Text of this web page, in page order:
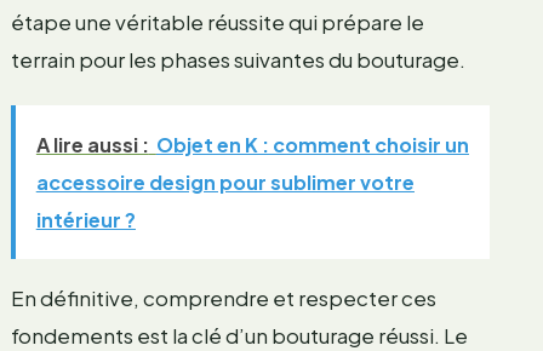
étape une véritable réussite qui prépare le
terrain pour les phases suivantes du bouturage.
A lire aussi : Objet en K : comment choisir un
accessoire design pour sublimer votre
intérieur ?
En définitive, comprendre et respecter ces
fondements est la clé d’un bouturage réussi. Le